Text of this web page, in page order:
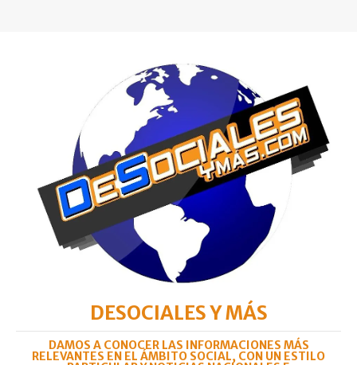
DESOCIALES Y MÁS
DAMOS A CONOCER LAS INFORMACIONES MÁS
RELEVANTES EN EL ÁMBITO SOCIAL, CON UN ESTILO